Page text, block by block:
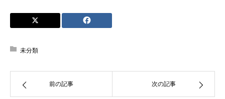
未分類
前の記事 次の記事